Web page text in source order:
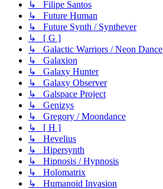
↳ Filipe Santos
↳ Future Human
↳ Future Synth / Synthever
↳ [ G ]
↳ Galactic Warriors / Neon Dance
↳ Galaxion
↳ Galaxy Hunter
↳ Galaxy Observer
↳ Galspace Project
↳ Genizys
↳ Gregory / Moondance
↳ [ H ]
↳ Hevelius
↳ Hipersynth
↳ Hipnosis / Hypnosis
↳ Holomatrix
↳ Humanoid Invasion